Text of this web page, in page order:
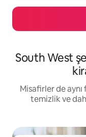
South West
Misafirler de
temizlik ve